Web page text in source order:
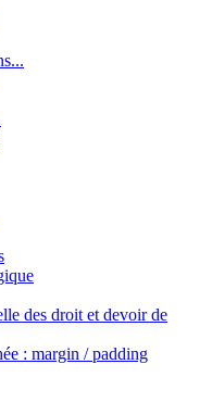
des droit et devoir de
: margin / padding